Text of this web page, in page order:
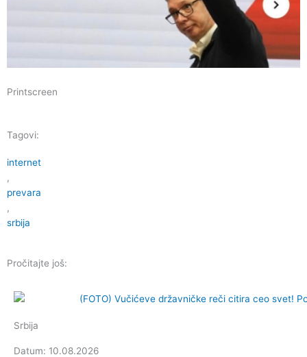
Printscreen
Tagovi:
internet
,
prevara
,
srbija
Pročitajte još:
Srbija
Datum: 10.08.2026